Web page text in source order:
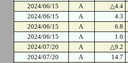
2024/06/15
A △4.4
2024/06/15
A 4.3
2024/06/15
A 6.8
2024/06/15
A 1.0
2024/07/20
A △9.2
2024/07/20
A 14.7